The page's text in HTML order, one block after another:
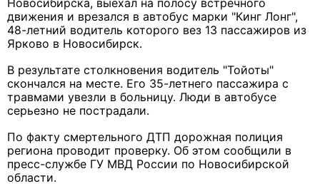
Новосибирска, выехал на полосу встречного
движения и врезался в автобус марки "Кинг Лонг",
48-летний водитель которого вез 13 пассажиров из
Ярково в Новосибирск.
В результате столкновения водитель "Тойоты"
скончался на месте. Его 35-летнего пассажира с
травмами увезли в больницу. Люди в автобусе
серьезно не пострадали.
По факту смертельного ДТП дорожная полиция
региона проводит проверку. Об этом сообщили в
пресс-службе ГУ МВД России по Новосибирской
области.